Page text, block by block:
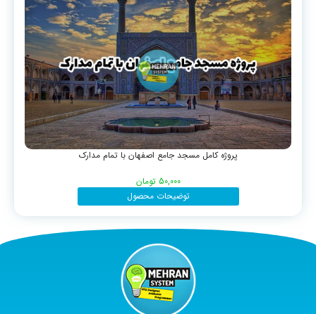
پروژه کامل مسجد جامع اصفهان با تمام مدارک
50,000 تومان
توضیحات محصول